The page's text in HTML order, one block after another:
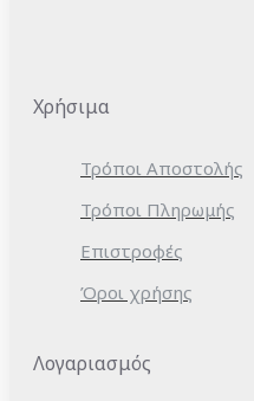
Χρήσιμα
Τρόποι Αποστολής
Τρόποι Πληρωμής
Επιστροφές
Όροι χρήσης
Λογαριασμός